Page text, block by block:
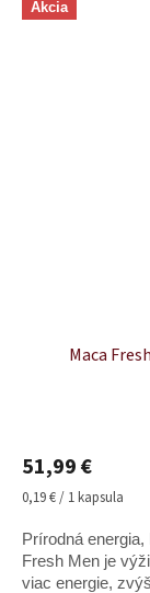
Akcia
Maca
produktu
je
5,0
z
5
hviezdičiek.
51,99 €
Jednotková
0,19 € / 1 kapsula
Prírodná
Fresh Men je
viac energie,